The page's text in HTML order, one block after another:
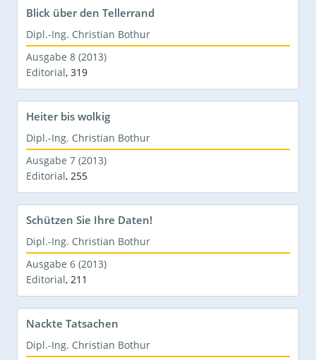
Blick über den Tellerrand
Dipl.-Ing. Christian Bothur
Ausgabe 8 (2013)
Editorial, 319
Heiter bis wolkig
Dipl.-Ing. Christian Bothur
Ausgabe 7 (2013)
Editorial, 255
Schützen Sie Ihre Daten!
Dipl.-Ing. Christian Bothur
Ausgabe 6 (2013)
Editorial, 211
Nackte Tatsachen
Dipl.-Ing. Christian Bothur